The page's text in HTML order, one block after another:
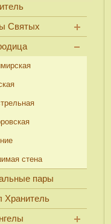
Святых
стена
пары
Хранитель